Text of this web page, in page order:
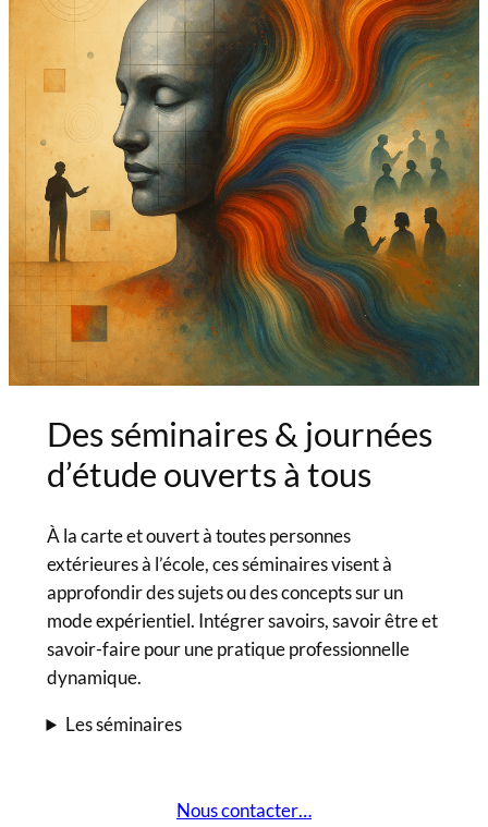
Des séminaires & journées
d’étude ouverts à tous
À la carte et ouvert à toutes personnes
extérieures à l’école, ces séminaires visent à
approfondir des sujets ou des concepts sur un
mode expérientiel. Intégrer savoirs, savoir être et
savoir-faire pour une pratique professionnelle
dynamique.
Les séminaires
Nous contacter…